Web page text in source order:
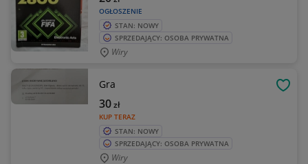
OGŁOSZENIE
STAN: NOWY
SPRZEDAJĄCY: OSOBA PRYWATNA
Wiry
Gra
KUP TERAZ
30zł
STAN: NOWY
SPRZEDAJĄCY: OSOBA PRYWATNA
Wiry